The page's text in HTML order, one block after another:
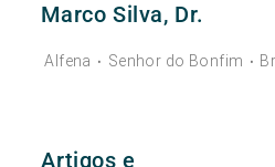
Marco Silva, Dr.
Alfena • Senhor do Bonfim •
Artigos e